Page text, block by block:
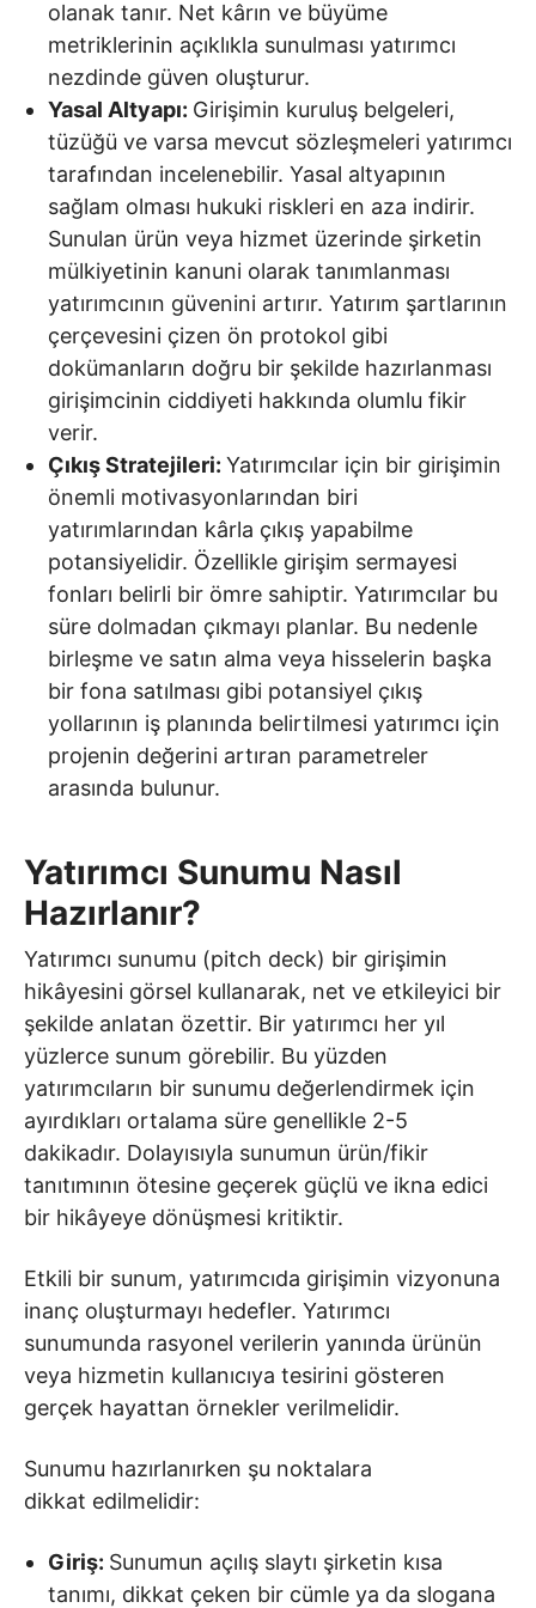
olanak tanır. Net kârın ve büyüme
metriklerinin açıklıkla sunulması yatırımcı
nezdinde güven oluşturur.
Yasal Altyapı: Girişimin kuruluş belgeleri,
tüzüğü ve varsa mevcut sözleşmeleri yatırımcı
tarafından incelenebilir. Yasal altyapının
sağlam olması hukuki riskleri en aza indirir.
Sunulan ürün veya hizmet üzerinde şirketin
mülkiyetinin kanuni olarak tanımlanması
yatırımcının güvenini artırır. Yatırım şartlarının
çerçevesini çizen ön protokol gibi
dokümanların doğru bir şekilde hazırlanması
girişimcinin ciddiyeti hakkında olumlu fikir
verir.
Çıkış Stratejileri: Yatırımcılar için bir girişimin
önemli motivasyonlarından biri
yatırımlarından kârla çıkış yapabilme
potansiyelidir. Özellikle girişim sermayesi
fonları belirli bir ömre sahiptir. Yatırımcılar bu
süre dolmadan çıkmayı planlar. Bu nedenle
birleşme ve satın alma veya hisselerin başka
bir fona satılması gibi potansiyel çıkış
yollarının iş planında belirtilmesi yatırımcı için
projenin değerini artıran parametreler
arasında bulunur.
Yatırımcı Sunumu Nasıl
Hazırlanır?
Yatırımcı sunumu (pitch deck) bir girişimin
hikâyesini görsel kullanarak, net ve etkileyici bir
şekilde anlatan özettir. Bir yatırımcı her yıl
yüzlerce sunum görebilir. Bu yüzden
yatırımcıların bir sunumu değerlendirmek için
ayırdıkları ortalama süre genellikle 2-5
dakikadır. Dolayısıyla sunumun ürün/fikir
tanıtımının ötesine geçerek güçlü ve ikna edici
bir hikâyeye dönüşmesi kritiktir.
Etkili bir sunum, yatırımcıda girişimin vizyonuna
inanç oluşturmayı hedefler. Yatırımcı
sunumunda rasyonel verilerin yanında ürünün
veya hizmetin kullanıcıya tesirini gösteren
gerçek hayattan örnekler verilmelidir.
Sunumu hazırlanırken şu noktalara
dikkat edilmelidir:
Giriş: Sunumun açılış slaytı şirketin kısa
tanımı, dikkat çeken bir cümle ya da slogana